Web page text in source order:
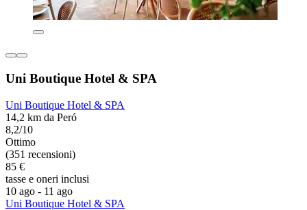
Uni Boutique Hotel & SPA
Uni Boutique Hotel & SPA
14,2 km da Peró
8,2/10
Ottimo
(351 recensioni)
85 €
tasse e oneri inclusi
10 ago - 11 ago
Uni Boutique Hotel & SPA